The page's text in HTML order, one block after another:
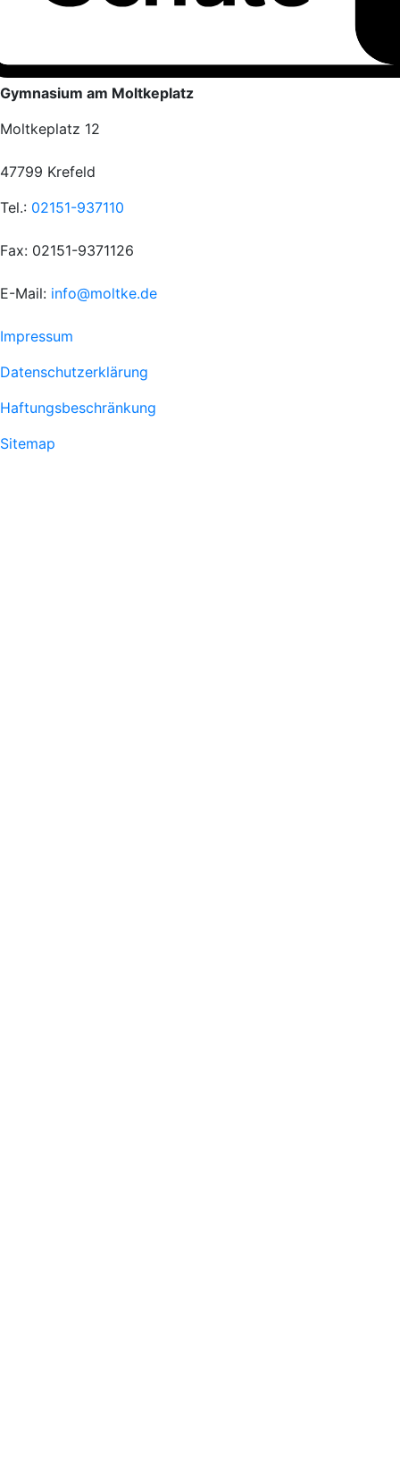
Gymnasium am Moltkeplatz
Moltkeplatz 12
47799 Krefeld
Tel.: 02151-937110
Fax: 02151-9371126
E-Mail: info@moltke.de
Menu
Fußzeile
1
Impressum
Datenschutzerklärung
Haftungsbeschränkung
Sitemap